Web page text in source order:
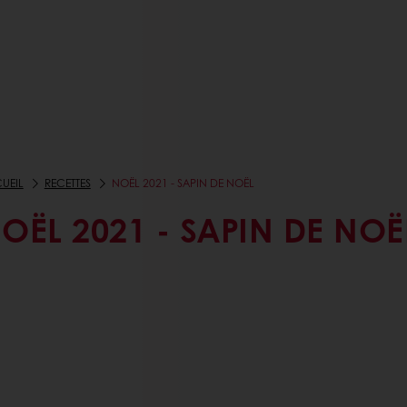
RECETTES NOËL 2021 - SAPIN DE NOËL
2021 - SAPIN DE